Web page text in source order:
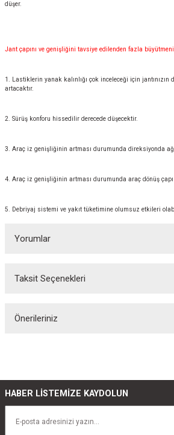
düşer.
Jant çapını ve genişliğini tavsiye edilenden fazla
1. Lastiklerin yanak kalınlığı çok inceleceği için
artacaktır.
2. Sürüş konforu hissedilir derecede düşecektir.
3. Araç iz genişliğinin artması durumunda direksiyonda
4. Araç iz genişliğinin artması durumunda araç dönüş çapı
5. Debriyaj sistemi ve yakıt tüketimine olumsuz etkileri
Yorumlar
Bu ürüne ilk yorumu siz
Taksit Seçenekleri
Önerileriniz
Görüş ve önerileriniz için teşekkür ederiz.
Ürün açıklamasında eksik bilgiler bulunuyor.
HABER LİSTEMİZE KAYDOLUN